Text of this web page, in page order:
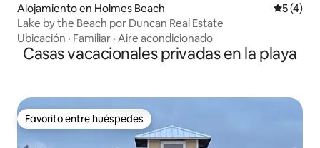
Alojamiento en Holmes Beach
5 (4)
Lake by the Beach por Duncan Real Estate
Ubicación · Familiar · Aire acondicionado
Casas vacacionales privadas en la playa
Favorito entre huéspedes
Favorito entre huéspedes